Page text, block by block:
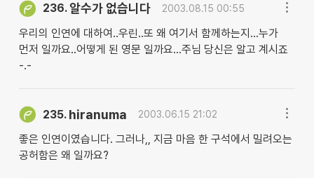
236. 알수가 없습니다 2003.08.15 00:55
우리의 인연에 대하여..우린..또 왜 여기서 함께하는지...누가
먼저 일까요..어떻게 된 영문 일까요...주님 당신은 알고 계시죠
-.-
235. hiranuma 2003.06.15 21:02
좋은 인연이였습니다. 그러나,, 지금 마음 한 구석에서 밀려오는
공허함은 왜 일까요?